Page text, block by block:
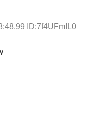
ID:7f4UFmIL0